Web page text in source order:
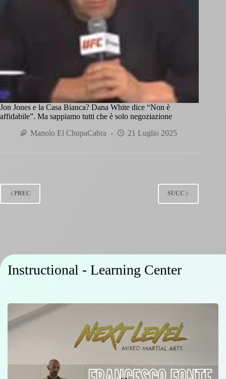
Jon Jones e la Casa Bianca? Dana White dice “Non è
affidabile”. Ma sappiamo tutti che è solo negoziazione
Manolo El ChupaCabra
21 Luglio 2025
PREC SUCC
Instructional - Learning Center